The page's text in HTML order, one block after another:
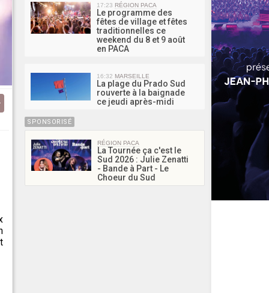
17:23 RÉGION PACA
Le programme des
fêtes de village et fêtes
traditionnelles ce
weekend du 8 et 9 août
en PACA
16:32 MARSEILLE
La plage du Prado Sud
rouverte à la baignade
ce jeudi après-midi
SPONSORISÉ
RÉGION PACA
La Tournée ça c'est le
Sud 2026 : Julie Zenatti
- Bande à Part - Le
Choeur du Sud